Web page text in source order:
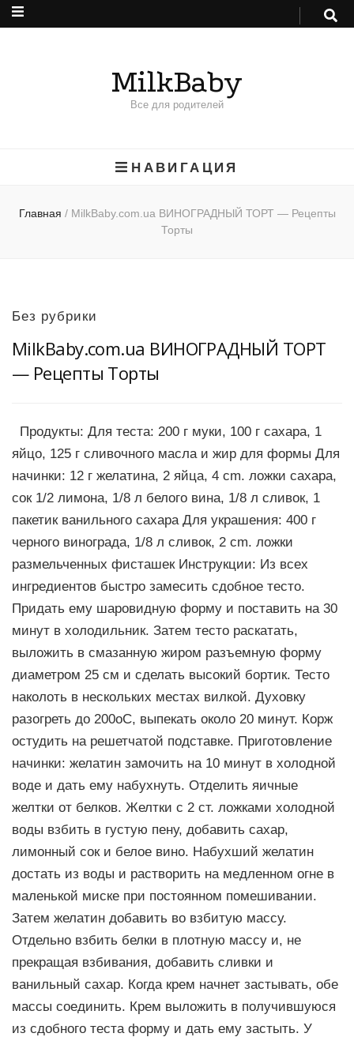
MilkBaby
Все для родителей
НАВИГАЦИЯ
Главная / MilkBaby.com.ua ВИНОГРАДНЫЙ ТОРТ — Рецепты
Торты
Без рубрики
MilkBaby.com.ua ВИНОГРАДНЫЙ ТОРТ
— Рецепты Торты
Продукты: Для теста: 200 г муки, 100 г сахара, 1
яйцо, 125 г сливочного масла и жир для формы Для
начинки: 12 г желатина, 2 яйца, 4 cm. ложки сахара,
сок 1/2 лимона, 1/8 л белого вина, 1/8 л сливок, 1
пакетик ванильного сахара Для украшения: 400 г
черного винограда, 1/8 л сливок, 2 cm. ложки
размельченных фисташек Инструкции: Из всех
ингредиентов быстро замесить сдобное тесто.
Придать ему шаровидную форму и поставить на 30
минут в холодильник. Затем тесто раскатать,
выложить в смазанную жиром разъемную форму
диаметром 25 см и сделать высокий бортик. Тесто
наколоть в нескольких местах вилкой. Духовку
разогреть до 200оС, выпекать около 20 минут. Корж
остудить на решетчатой подставке. Приготовление
начинки: желатин замочить на 10 минут в холодной
воде и дать ему набухнуть. Отделить яичные
желтки от белков. Желтки с 2 ст. ложками холодной
воды взбить в густую пену, добавить сахар,
лимонный сок и белое вино. Набухший желатин
достать из воды и растворить на медленном огне в
маленькой миске при постоянном помешивании.
Затем желатин добавить во взбитую массу.
Отдельно взбить белки в плотную массу и, не
прекращая взбивания, добавить сливки и
ванильный сахар. Когда крем начнет застывать, обе
массы соединить. Крем выложить в получившуюся
из сдобного теста форму и дать ему застыть. У